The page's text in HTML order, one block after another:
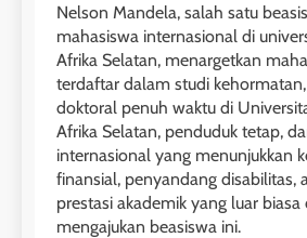
27
Daftar Peserta
Online
LEIDEN
28
Jadwal
Nelson Mandela, salah satu
mahasiswa internasional di
Afrika Selatan, menargetkan
terdaftar dalam studi
doktoral penuh waktu di
Afrika Selatan, penduduk tetap,
internasional yang menunjukkan
finansial, penyandang disabilitas,
prestasi akademik yang luar
mengajukan beasiswa ini.